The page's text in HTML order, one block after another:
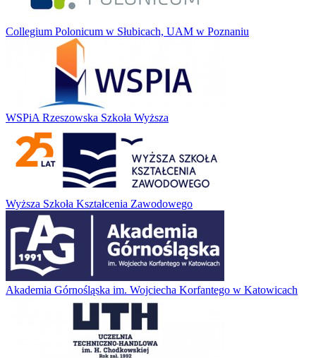
Collegium Polonicum w Słubicach, UAM w Poznaniu
WSPiA Rzeszowska Szkoła Wyższa
Wyższa Szkoła Kształcenia Zawodowego
Akademia Górnośląska im. Wojciecha Korfantego w Katowicach